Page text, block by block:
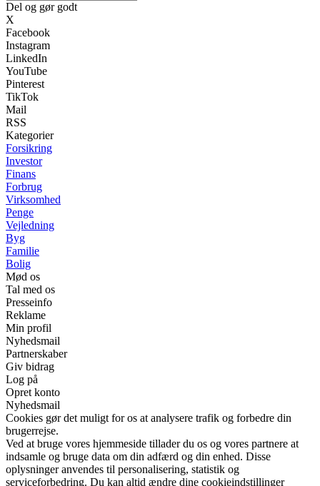
Del og gør godt
X
Facebook
Instagram
LinkedIn
YouTube
Pinterest
TikTok
Mail
RSS
Kategorier
Forsikring
Investor
Finans
Forbrug
Virksomhed
Penge
Vejledning
Byg
Familie
Bolig
Mød os
Tal med os
Presseinfo
Reklame
Min profil
Nyhedsmail
Partnerskaber
Giv bidrag
Log på
Opret konto
Nyhedsmail
Cookies gør det muligt for os at analysere trafik og forbedre din
brugerrejse.
Ved at bruge vores hjemmeside tillader du os og vores partnere at
indsamle og bruge data om din adfærd og din enhed. Disse
oplysninger anvendes til personalisering, statistik og
serviceforbedring. Du kan altid ændre dine cookieindstillinger